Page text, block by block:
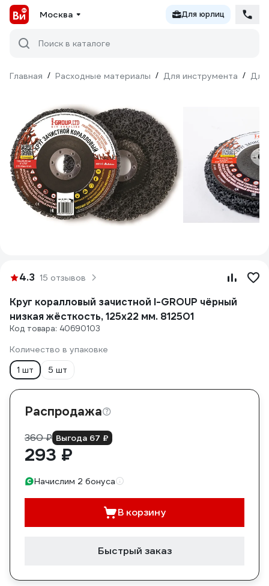
Москва Для юрлиц
Поиск в каталоге
Главная / Расходные материалы / Для инструмента / Для
4.3 15 отзывов
Круг коралловый зачистной I-GROUP чёрный
низкая жёсткость, 125х22 мм. 812501
Код товара: 40690103
Количество в упаковке
1 шт
5 шт
Распродажа
360 ₽ Выгода 67 ₽
293 ₽
Начислим 2 бонуса
В корзину
Быстрый заказ